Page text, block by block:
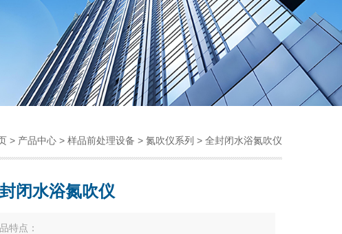
> 产品中心 > 样品前处理设备 > 氮吹仪系列 > 全封闭水浴氮吹仪
闭水浴氮吹仪
特点：